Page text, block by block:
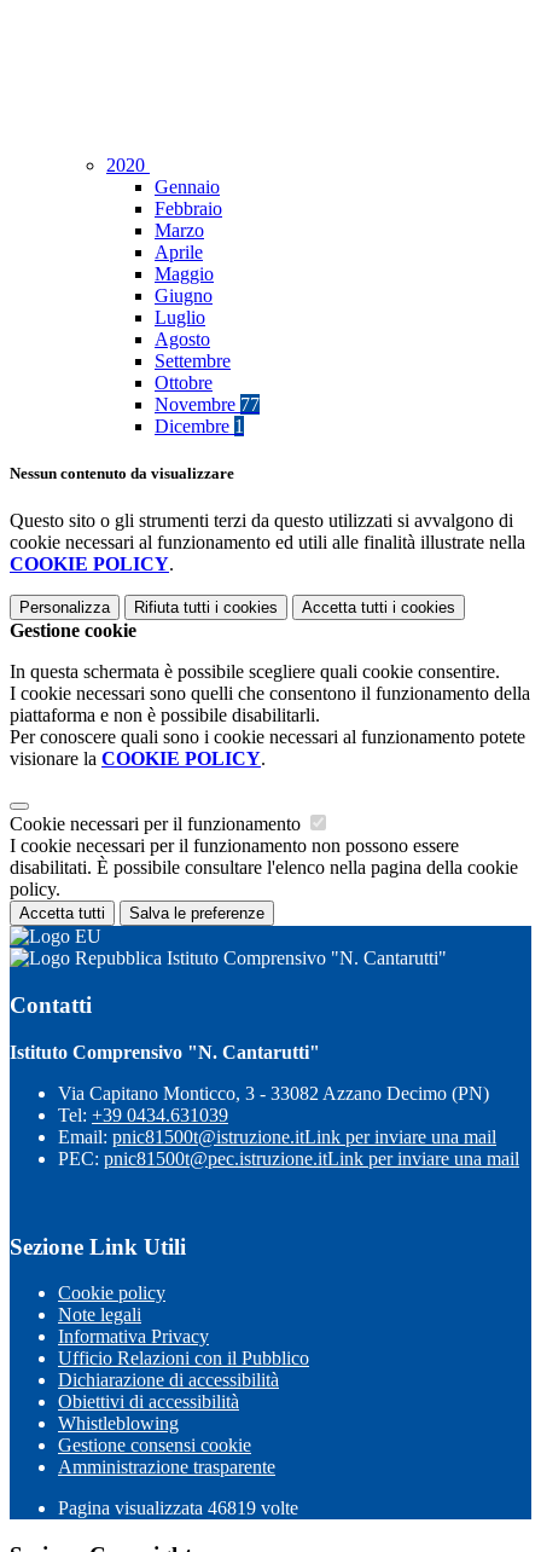
2020
Gennaio
Febbraio
Marzo
Aprile
Maggio
Giugno
Luglio
Agosto
Settembre
Ottobre
Novembre 77
Dicembre 1
Nessun contenuto da visualizzare
Questo sito o gli strumenti terzi da questo utilizzati si avvalgono di
cookie necessari al funzionamento ed utili alle finalità illustrate nella
COOKIE POLICY.
Personalizza Rifiuta tutti i cookies Accetta tutti i cookies
Gestione cookie
In questa schermata è possibile scegliere quali cookie consentire.
I cookie necessari sono quelli che consentono il funzionamento della
piattaforma e non è possibile disabilitarli.
Per conoscere quali sono i cookie necessari al funzionamento potete
visionare la COOKIE POLICY.
Cookie necessari per il funzionamento
I cookie necessari per il funzionamento non possono essere
disabilitati. È possibile consultare l'elenco nella pagina della cookie
policy.
Accetta tutti Salva le preferenze
Istituto Comprensivo "N. Cantarutti"
Contatti
Istituto Comprensivo "N. Cantarutti"
Via Capitano Monticco, 3 - 33082 Azzano Decimo (PN)
Tel: +39 0434.631039
Email: pnic81500t@istruzione.itLink per inviare una mail
PEC: pnic81500t@pec.istruzione.itLink per inviare una mail
Sezione Link Utili
Cookie policy
Note legali
Informativa Privacy
Ufficio Relazioni con il Pubblico
Dichiarazione di accessibilità
Obiettivi di accessibilità
Whistleblowing
Gestione consensi cookie
Amministrazione trasparente
Pagina visualizzata 46819 volte